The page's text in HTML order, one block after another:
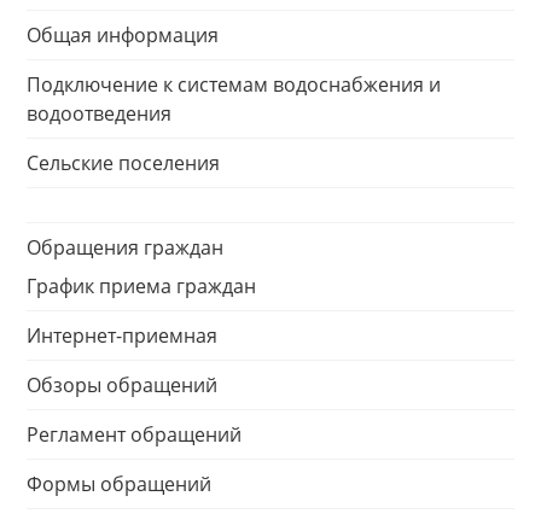
Общая информация
Подключение к системам водоснабжения и
водоотведения
Сельские поселения
Обращения граждан
График приема граждан
Интернет-приемная
Обзоры обращений
Регламент обращений
Формы обращений